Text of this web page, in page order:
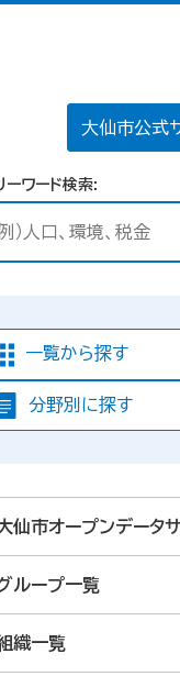
大仙市公式
ーワード検索
一覧から探す
分野別に探す
仙市オープンデータ
ループ一覧
織一覧
見つか